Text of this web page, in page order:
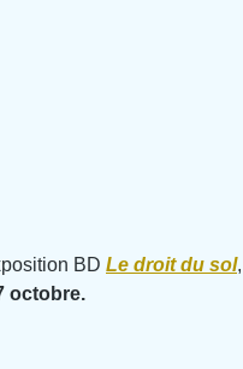
BD Le droit du sol
octobre.